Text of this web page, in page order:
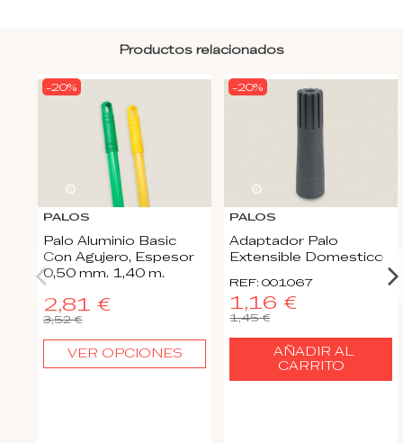
Productos relacionados
-20%
d. 08 : 15
PALOS
Palo Aluminio Basic
Con Agujero, Espesor
0,50 mm. 1,40 m.
2,81 €
3,52 €
VER OPCIONES
-20%
PALOS
Adaptador Palo
Extensible Domestico
REF: 001067
1,16 €
1,45 €
AÑADIR AL
CARRITO